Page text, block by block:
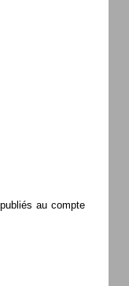
au compte